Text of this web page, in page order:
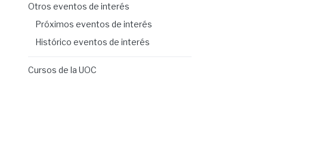
Otros eventos de interés
Próximos eventos de interés
Histórico eventos de interés
Cursos de la UOC